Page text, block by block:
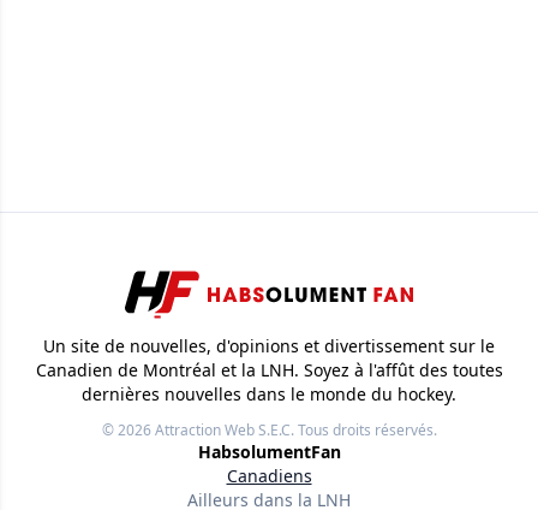
Un site de nouvelles, d'opinions et divertissement sur le
Canadien de Montréal et la LNH. Soyez à l'affût des toutes
dernières nouvelles dans le monde du hockey.
© 2026Attraction Web S.E.C.Tous droits réservés.
HabsolumentFan
Canadiens
Ailleurs dans la LNH